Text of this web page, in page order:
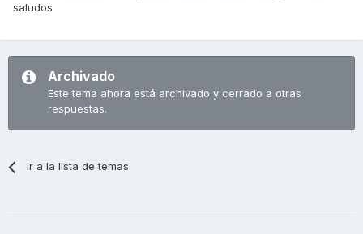
saludos
Archivado
Este tema ahora está archivado y cerrado a otras
respuestas.
Ir a la lista de temas